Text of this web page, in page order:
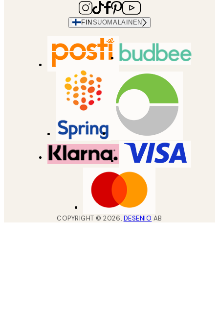
FIN SUOMALAINEN
COPYRIGHT ©2026, DESENIO AB